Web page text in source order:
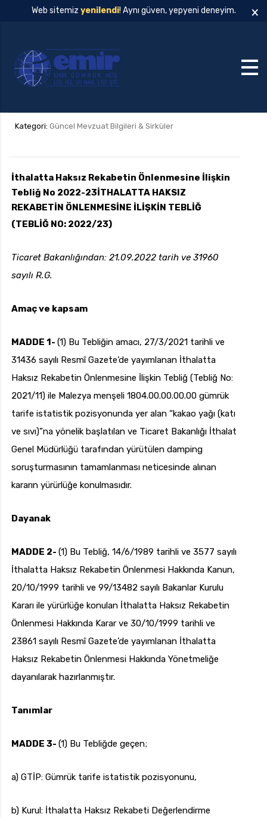
Web sitemiz yenilendi! Aynı güven, yepyeni deneyim. ×
Kategori: Güncel Mevzuat Bilgileri & Sirküler
İthalatta Haksız Rekabetin Önlenmesine İlişkin
Tebliğ No 2022-23İTHALATTA HAKSIZ
REKABETİN ÖNLENMESİNE İLİŞKİN TEBLİĞ
(TEBLİĞ NO: 2022/23)
Ticaret Bakanlığından: 21.09.2022 tarih ve 31960
sayılı R.G.
Amaç ve kapsam
MADDE 1- (1) Bu Tebliğin amacı, 27/3/2021 tarihli ve
31436 sayılı Resmî Gazete’de yayımlanan İthalatta
Haksız Rekabetin Önlenmesine İlişkin Tebliğ (Tebliğ No:
2021/11) ile Malezya menşeli 1804.00.00.00.00 gümrük
tarife istatistik pozisyonunda yer alan “kakao yağı (katı
ve sıvı)”na yönelik başlatılan ve Ticaret Bakanlığı İthalat
Genel Müdürlüğü tarafından yürütülen damping
soruşturmasının tamamlanması neticesinde alınan
kararın yürürlüğe konulmasıdır.
Dayanak
MADDE 2- (1) Bu Tebliğ, 14/6/1989 tarihli ve 3577 sayılı
İthalatta Haksız Rekabetin Önlenmesi Hakkında Kanun,
20/10/1999 tarihli ve 99/13482 sayılı Bakanlar Kurulu
Kararı ile yürürlüğe konulan İthalatta Haksız Rekabetin
Önlenmesi Hakkında Karar ve 30/10/1999 tarihli ve
23861 sayılı Resmî Gazete’de yayımlanan İthalatta
Haksız Rekabetin Önlenmesi Hakkında Yönetmeliğe
dayanılarak hazırlanmıştır.
Tanımlar
MADDE 3- (1) Bu Tebliğde geçen;
a) GTİP: Gümrük tarife istatistik pozisyonunu,
b) Kurul: İthalatta Haksız Rekabeti Değerlendirme